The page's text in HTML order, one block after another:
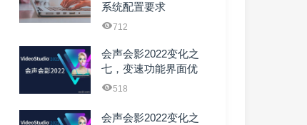
系统配置要求
712
会声会影2022变化之
七，变速功能界面优
化518
会声会影2022变化之